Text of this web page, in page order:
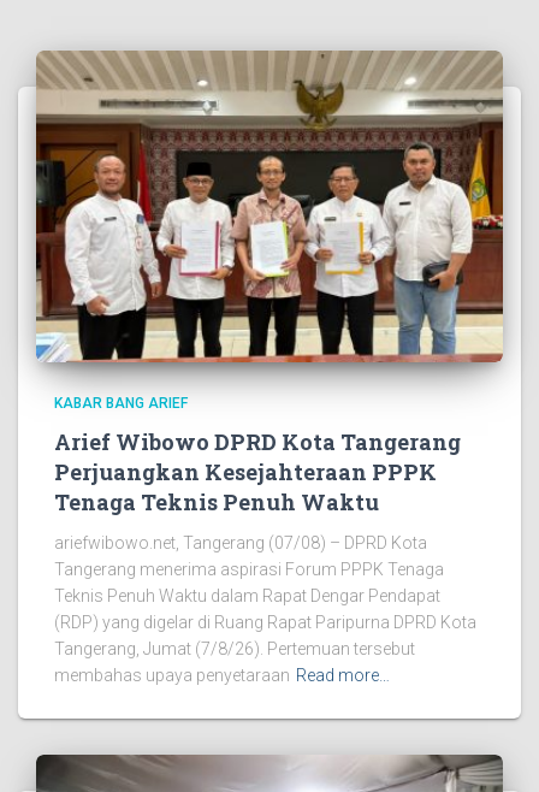
KABAR BANG ARIEF
Arief Wibowo DPRD Kota Tangerang
Perjuangkan Kesejahteraan PPPK
Tenaga Teknis Penuh Waktu
ariefwibowo.net, Tangerang (07/08) – DPRD Kota
Tangerang menerima aspirasi Forum PPPK Tenaga
Teknis Penuh Waktu dalam Rapat Dengar Pendapat
(RDP) yang digelar di Ruang Rapat Paripurna DPRD Kota
Tangerang, Jumat (7/8/26). Pertemuan tersebut
membahas upaya penyetaraan Read more…